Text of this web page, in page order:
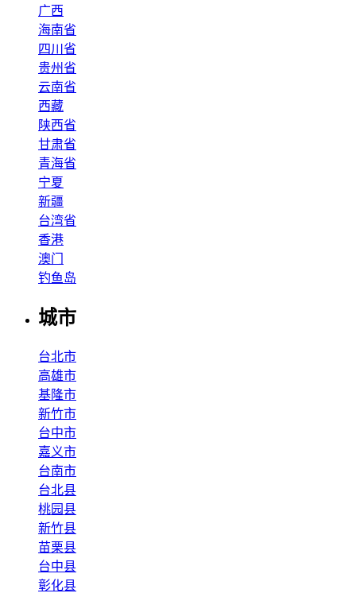
广西
海南省
四川省
贵州省
云南省
西藏
陕西省
甘肃省
青海省
宁夏
新疆
台湾省
香港
澳门
钓鱼岛
城市
台北市
高雄市
基隆市
新竹市
台中市
嘉义市
台南市
台北县
桃园县
新竹县
苗栗县
台中县
彰化县